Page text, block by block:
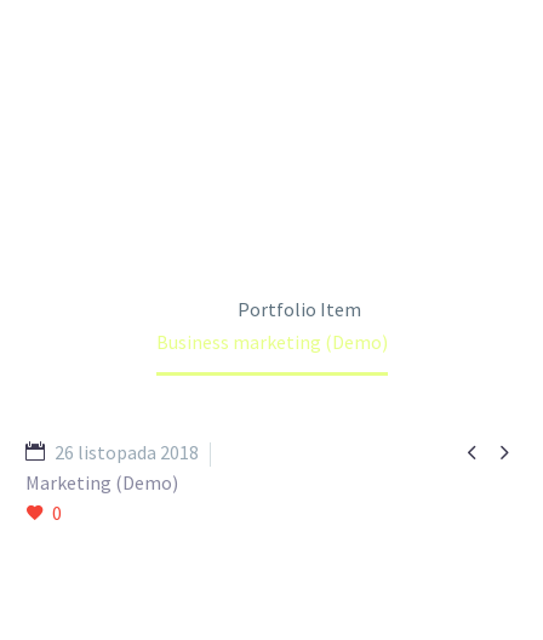
Portfolio Item
Business marketing (Demo)
 
26 listopada 2018
Marketing (Demo)
0